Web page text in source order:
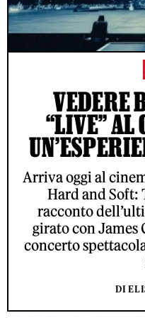
VEDERE
“LIVE” AL
Arriva oggi al
Hard and Soft:
racconto
girato con James
concerto
DI